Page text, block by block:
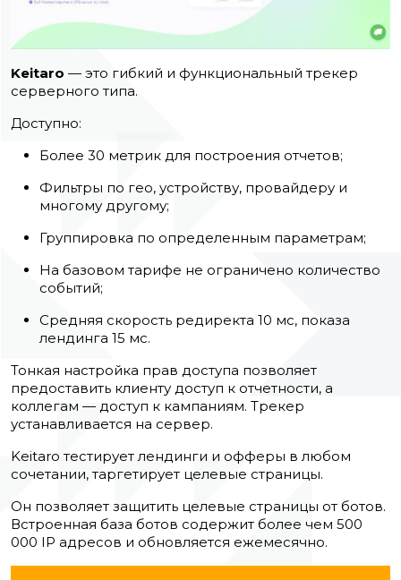
Keitaro — это гибкий и функциональный трекер
серверного типа.
Доступно:
Более 30 метрик для построения отчетов;
Фильтры по гео, устройству, провайдеру и
многому другому;
Группировка по определенным параметрам;
На базовом тарифе не ограничено количество
событий;
Средняя скорость редиректа 10 мс, показа
лендинга 15 мс.
Тонкая настройка прав доступа позволяет
предоставить клиенту доступ к отчетности, а
коллегам — доступ к кампаниям. Трекер
устанавливается на сервер.
Keitaro тестирует лендинги и офферы в любом
сочетании, таргетирует целевые страницы.
Он позволяет защитить целевые страницы от ботов.
Встроенная база ботов содержит более чем 500
000 IP адресов и обновляется ежемесячно.